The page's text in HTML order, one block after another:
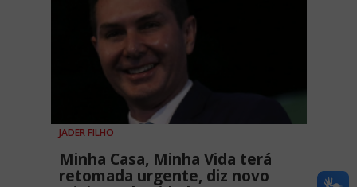
JADER FILHO
Minha Casa, Minha Vida terá
retomada urgente, diz novo